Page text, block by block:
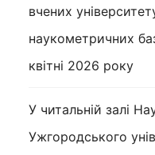
вчених
наукометричних
квітні 2026 року
У читальній залі
Ужгородського